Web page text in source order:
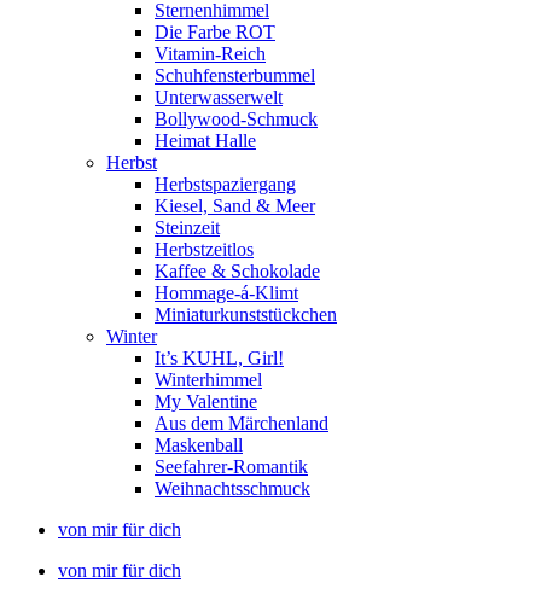
Sternenhimmel
Die Farbe ROT
Vitamin-Reich
Schuhfensterbummel
Unterwasserwelt
Bollywood-Schmuck
Heimat Halle
Herbst
Herbstspaziergang
Kiesel, Sand & Meer
Steinzeit
Herbstzeitlos
Kaffee & Schokolade
Hommage-á-Klimt
Miniaturkunststückchen
Winter
It’s KUHL, Girl!
Winterhimmel
My Valentine
Aus dem Märchenland
Maskenball
Seefahrer-Romantik
Weihnachtsschmuck
von mir für dich
von mir für dich